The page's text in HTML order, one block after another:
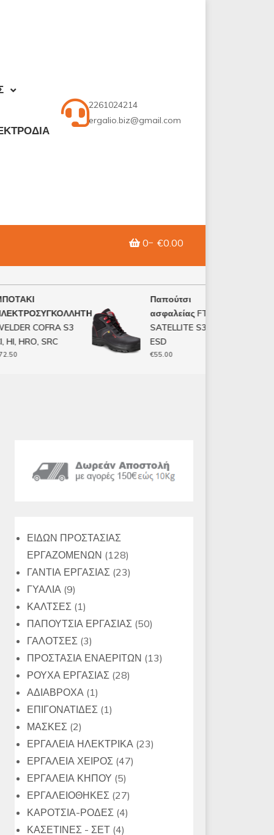
2261024214
ergalio.biz@gmail.com
0 €0.00
COFRA S3
HRO, SRC
Παπούτσι
ασφαλείας FTG
SATELLITE S3 SRC
ESD
55.00
ΕΙΔΩΝ ΠΡΟΣΤΑΣΙΑΣ
ΕΡΓΑΖΟΜΕΝΩΝ 128128
προϊόντα
ΓΑΝΤΙΑ ΕΡΓΑΣΙΑΣ 2323
ΓΥΑΛΙΑ 99
προϊόντα
ΚΑΛΤΣΕΣ 11
προϊόν
ΠΑΠΟΥΤΣΙΑ ΕΡΓΑΣΙΑΣ 5050
ΓΑΛΟΤΣΕΣ 33
προϊόντα
ΠΡΟΣΤΑΣΙΑ ΕΝΑΕΡΙΤΩΝ 1313
ΡΟΥΧΑ ΕΡΓΑΣΙΑΣ 2828
ΑΔΙΑΒΡΟΧΑ 11
προϊόν
ΕΠΙΓΟΝΑΤΙΔΕΣ 11
ΜΑΣΚΕΣ 22
προϊόντα
ΕΡΓΑΛΕΙΑ ΗΛΕΚΤΡΙΚΑ 2323
ΕΡΓΑΛΕΙΑ ΧΕΙΡΟΣ 4747
ΕΡΓΑΛΕΙΑ ΚΗΠΟΥ 55
προϊόντα
ΕΡΓΑΛΕΙΟΘΗΚΕΣ 2727
προϊόντα
ΚΑΡΟΤΣΙΑ-ΡΟΔΕΣ 44
ΚΑΣΕΤΙΝΕΣ - ΣΕΤ 44